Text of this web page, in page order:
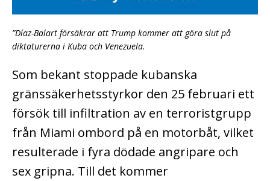
”Díaz-Balart försäkrar att Trump kommer att göra slut på
diktaturerna i Kuba och Venezuela.
Som bekant stoppade kubanska
gränssäkerhetsstyrkor den 25 februari ett
försök till infiltration av en terroristgrupp
från Miami ombord på en motorbåt, vilket
resulterade i fyra dödade angripare och
sex gripna. Till det kommer